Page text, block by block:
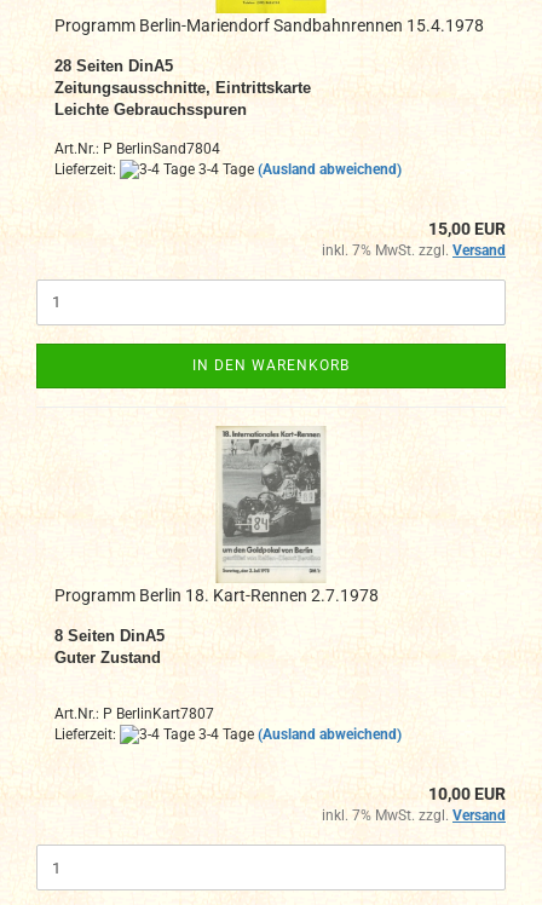
Programm Berlin-Mariendorf Sandbahnrennen 15.4.1978
28 Seiten DinA5
Zeitungsausschnitte, Eintrittskarte
Leichte Gebrauchsspuren
Art.Nr.: P BerlinSand7804
Lieferzeit:
3-4 Tage (Ausland abweichend)
15,00 EUR
inkl. 7% MwSt. zzgl. Versand
IN DEN WARENKORB
Programm Berlin 18. Kart-Rennen 2.7.1978
8 Seiten DinA5
Guter Zustand
Art.Nr.: P BerlinKart7807
Lieferzeit:
3-4 Tage (Ausland abweichend)
10,00 EUR
inkl. 7% MwSt. zzgl. Versand